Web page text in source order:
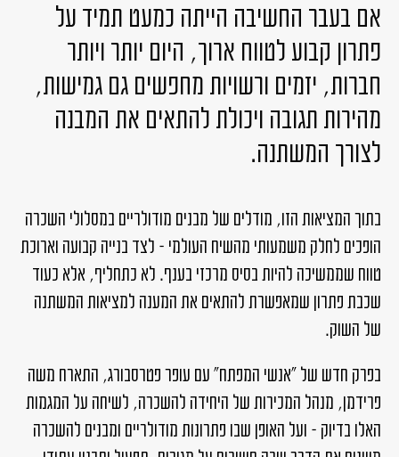
אם בעבר החשיבה הייתה כמעט תמיד על
פתרון קבוע לטווח ארוך, היום יותר ויותר
חברות, יזמים ורשויות מחפשים גם גמישות,
מהירות תגובה ויכולת להתאים את המבנה
לצורך המשתנה.
בתוך המציאות הזו, מודלים של מבנים מודולריים במסלולי השכרה
הופכים לחלק משמעותי מהשיח העולמי – לצד בנייה קבועה וארוכת
טווח שממשיכה להיות בסיס מרכזי בענף. לא כתחליף, אלא כעוד
שכבת פתרון שמאפשרת להתאים את המענה למציאות המשתנה
של השוק.
בפרק חדש של ״אנשי המפתח״ עם עופר פטרסבורג, התארח משה
פרידמן, מנהל המכירות של היחידה להשכרה, לשיחה על המגמות
האלו בדיוק – ועל האופן שבו פתרונות מודולריים ומבנים להשכרה